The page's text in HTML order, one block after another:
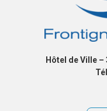
Hôtel de Ville